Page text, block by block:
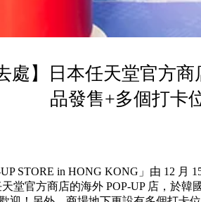
處】日本任天堂官方
品發售+多個打卡
STORE in HONG KONG」由 12 月
堂官方商店的海外 POP-UP 店，於韓